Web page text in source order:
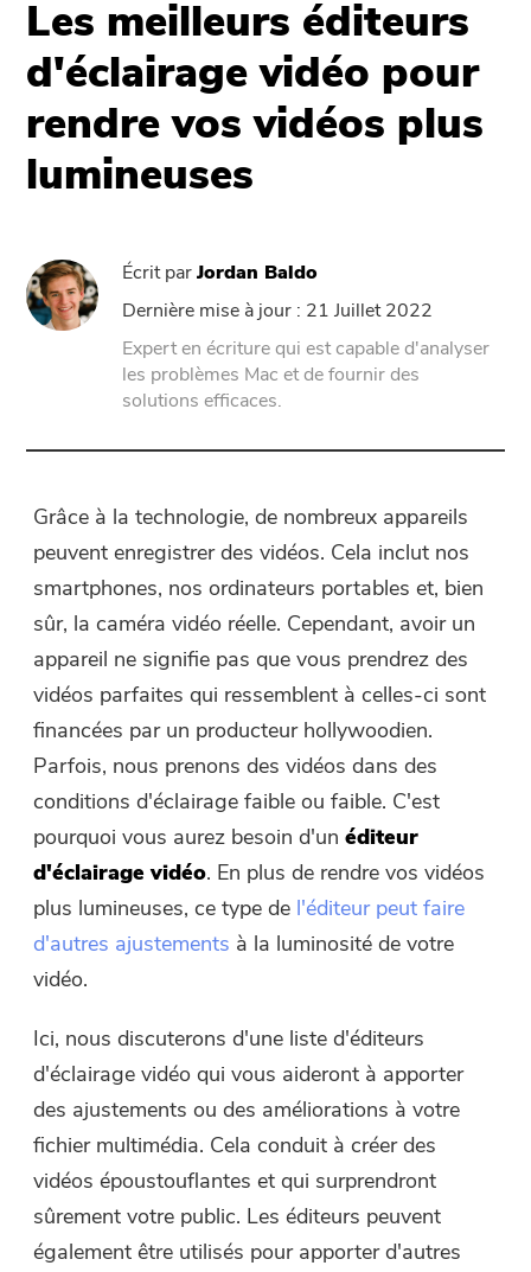
PowerMyMac
PowerUninstall
Video Converter
PDF Compressor
En ligne
Free Video Editor
Free Photo Compressor
Les meilleurs éditeurs
d'éclairage vidéo pour
rendre vos vidéos plus
lumineuses
Écrit parJordan Baldo
Dernière mise à jour : 21 Juillet 2022
Expert en écriture qui est capable d'analyser
les problèmes Mac et de fournir des
solutions efficaces.
Grâce à la technologie, de nombreux appareils
peuvent enregistrer des vidéos. Cela inclut nos
smartphones, nos ordinateurs portables et, bien
sûr, la caméra vidéo réelle. Cependant, avoir un
appareil ne signifie pas que vous prendrez des
vidéos parfaites qui ressemblent à celles-ci sont
financées par un producteur hollywoodien.
Parfois, nous prenons des vidéos dans des
conditions d'éclairage faible ou faible. C'est
pourquoi vous aurez besoin d'unéditeur
d'éclairage vidéo. En plus de rendre vos vidéos
plus lumineuses, ce type de l'éditeur peut faire
d'autres ajustements à la luminosité de votre
vidéo.
Ici, nous discuterons d'une liste d'éditeurs
d'éclairage vidéo qui vous aideront à apporter
des ajustements ou des améliorations à votre
fichier multimédia. Cela conduit à créer des
vidéos époustouflantes et qui surprendront
sûrement votre public. Les éditeurs peuvent
également être utilisés pour apporter d'autres